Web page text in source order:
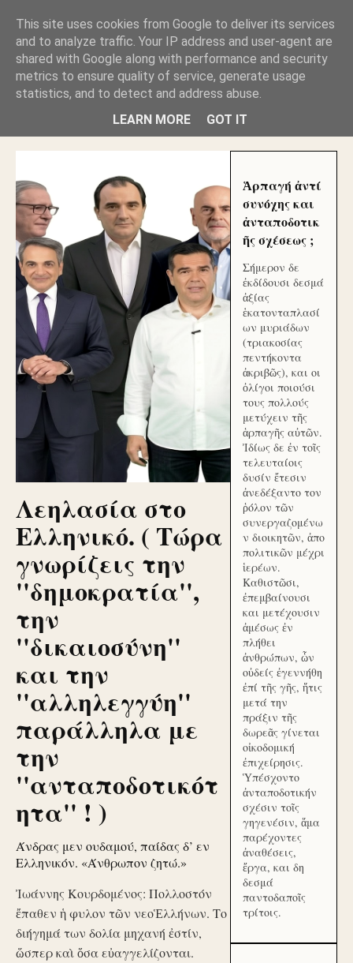
ΑΥΤΟΧΘΟΝΕΣ ΜΟΥ ΕΚΛΕΙΣΑΝ ΤΑ ΣΟΣΙΑΛ ΚΑΙ
ΦΙΜΩΣΑΝ ΤΟ SITE. ΟΙ ΧΙΛΙΑΔΕΣ ΜΙΚΡΟΕΠΕΝΔΥΤΕΣ
ΕΠΕΝΔΥΣΑΤΕ ΓΙΑ ΛΕΗΛΑΣΙΑ ΚΑΙ ΕΓΚΛΗΜΑ ?
ΓΛΥΦΑΔΑ WEB |ΟΙ ΜΕΓΑΛΟΙ ΚΛΕΠΤΑΙ ΑΠΟ ΤΟ
ΜΙΚΡΟΝ ΑΠΑΓΟΥΣΙ
Λεηλασία στο
Ελληνικό. ( Τώρα
γνωρίζεις την
''δημοκρατία'',
την
''δικαιοσύνη''
και την
''αλληλεγγύη''
παράλληλα με
την
''ανταποδοτικότ
ητα'' ! )
Άνδρας μεν ουδαμού, παίδας δ’ εν
Ελληνικόν. «Άνθρωπον ζητώ.»
Ἰωάννης Κουρδομένος: Πολλοστόν
ἔπαθεν ἡ φυλον τῶν νεοἙλλήνων. Το
διήγημά των δολία μηχανή ἐστίν,
ὥσπερ καὶ ὅσα εὐαγγελίζονται.
Ἁρπαγή ἀντί
συνόχης και
ἀνταποδοτικ
ῆς σχέσεως ;
Σήμερον δε
ἐκδίδουσι δεσμά
ἀξίας
ἑκατονταπλασί
ων μυριάδων
(τριακοσίας
πεντήκοντα
ἀκριβῶς), και οι
ὀλίγοι ποιούσι
τους πολλούς
μετύχειν τῆς
ἁρπαγῆς αὐτῶν.
Ἰδίως δε ἐν τοῖς
τελευταίοις
δυσίν ἔτεσιν
ἀνεδέξαντο τον
ῥόλον τῶν
συνεργαζομένω
ν διοικητῶν, ἀπο
πολιτικῶν μέχρι
ἱερέων.
Καθιστῶσι,
ἐπεμβαίνουσι
και μετέχουσιν
ἀμέσως ἐν
πλήθει
ἀνθρώπων, ὧν
οὐδείς ἐγεννήθη
ἐπί τῆς γῆς, ἥτις
μετά την
πράξιν τῆς
δωρεᾶς γίνεται
οἰκοδομική
ἐπιχείρησις.
Ὑπέσχοντο
ἀνταποδοτικήν
σχέσιν τοῖς
γηγενέσιν, ἅμα
παρέχοντες
ἀναθέσεις,
ἔργα, και δη
δεσμά
παντοδαποῖς
τρίτοις.
This site uses cookies from Google to deliver its services
and to analyze traffic. Your IP address and user-agent are
shared with Google along with performance and security
metrics to ensure quality of service, generate usage
statistics, and to detect and address abuse.
LEARN MORE
GOT IT